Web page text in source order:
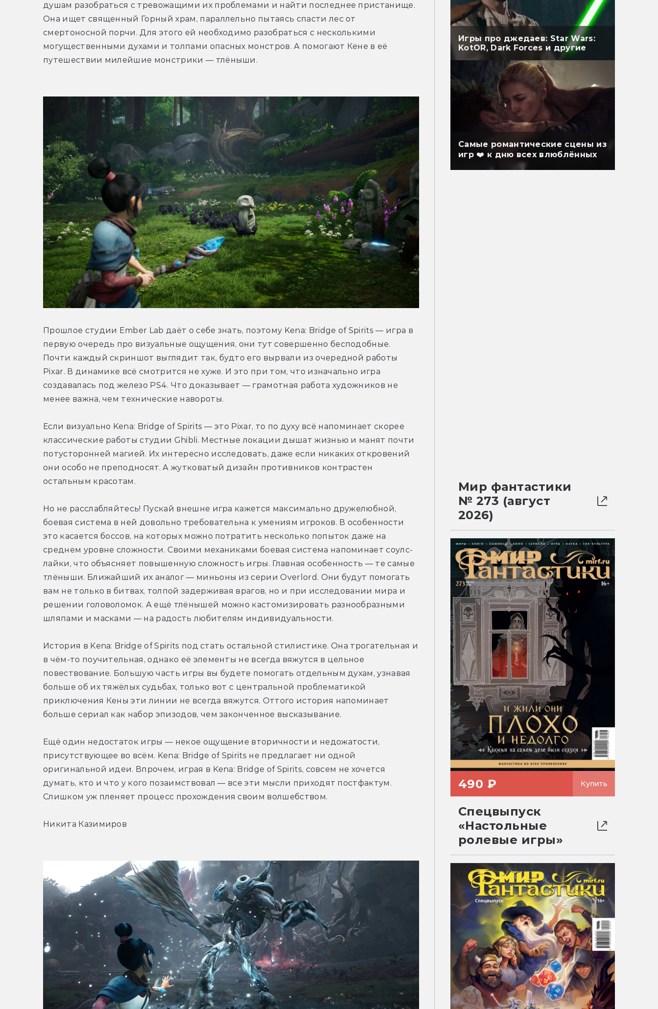
душам разобраться с тревожащими их проблемами и найти последнее пристанище.
Она ищет священный Горный храм, параллельно пытаясь спасти лес от
смертоносной порчи. Для этого ей необходимо разобраться с несколькими
могущественными духами и толпами опасных монстров. А помогают Кене в её
путешествии милейшие монстрики — тлёныши.
Прошлое студии Ember Lab даёт о себе знать, поэтому Kena: Bridge of Spirits — игра в
первую очередь про визуальные ощущения, они тут совершенно бесподобные.
Почти каждый скриншот выглядит так, будто его вырвали из очередной работы
Pixar. В динамике всё смотрится не хуже. И это при том, что изначально игра
создавалась под железо PS4. Что доказывает — грамотная работа художников не
менее важна, чем технические навороты.
Если визуально Kena: Bridge of Spirits — это Pixar, то по духу всё напоминает скорее
классические работы студии Ghibli. Местные локации дышат жизнью и манят почти
потусторонней магией. Их интересно исследовать, даже если никаких откровений
они особо не преподносят. А жутковатый дизайн противников контрастен
остальным красотам.
Но не расслабляйтесь! Пускай внешне игра кажется максимально дружелюбной,
боевая система в ней довольно требовательна к умениям игроков. В особенности
это касается боссов, на которых можно потратить несколько попыток даже на
среднем уровне сложности. Своими механиками боевая система напоминает соулс-
лайки, что объясняет повышенную сложность игры. Главная особенность — те самые
тлёныши. Ближайший их аналог — миньоны из серии Overlord. Они будут помогать
вам не только в битвах, толпой задерживая врагов, но и при исследовании мира и
решении головоломок. А ещё тлёнышей можно кастомизировать разнообразными
шляпами и масками — на радость любителям индивидуальности.
История в Kena: Bridge of Spirits под стать остальной стилистике. Она трогательная и
в чём-то поучительная, однако её элементы не всегда вяжутся в цельное
повествование. Большую часть игры вы будете помогать отдельным духам, узнавая
больше об их тяжёлых судьбах, только вот с центральной проблематикой
приключения Кены эти линии не всегда вяжутся. Оттого история напоминает
больше сериал как набор эпизодов, чем законченное высказывание.
Ещё один недостаток игры — некое ощущение вторичности и недожатости,
присутствующее во всём. Kena: Bridge of Spirits не предлагает ни одной
оригинальной идеи. Впрочем, играя в Kena: Bridge of Spirits, совсем не хочется
думать, кто и что у кого позаимствовал — все эти мысли приходят постфактум.
Слишком уж пленяет процесс прохождения своим волшебством.
Никита Казимиров
Игры про джедаев: Star Wars:
KotOR, Dark Forces и другие
Самые романтические сцены из
игр ❤️ к дню всех влюблённых
Мир фантастики
№ 273 (август
2026)
490 ₽ Купить
Спецвыпуск
«Настольные
ролевые игры»